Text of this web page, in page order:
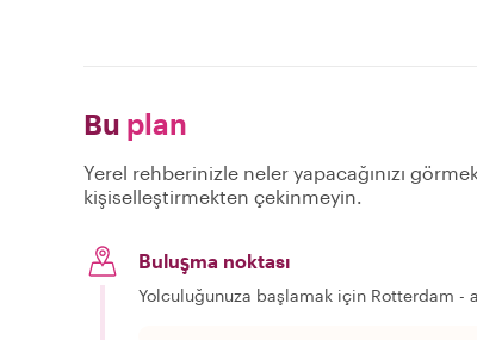
Bu plan
Yerel rehberinizle neler yapacağınızı
kişiselleştirmekten çekinmeyin.
Buluşma noktası
Yolculuğunuza başlamak için Rotterdam -